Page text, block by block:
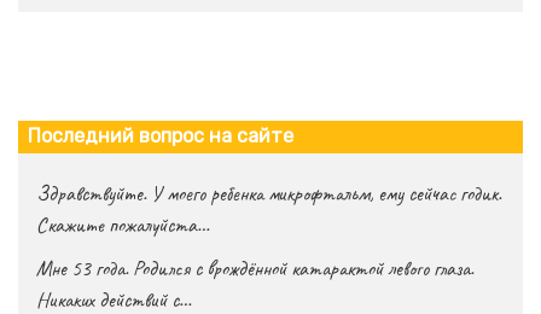
Последний вопрос на сайте
Здравствуйте. У моего ребенка микрофтальм, ему сейчас годик.
Скажите пожалуйста…
Мне 53 года. Родился с врождённой катарактой левого глаза.
Никаких действий с…